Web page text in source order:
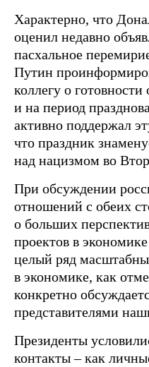
Характерно, что
оценил недавно
пасхальное
Путин
коллегу о
и на период
активно поддержал
что праздник
над нацизмом во
При обсуждении
отношений с обеих
о больших
проектов в
целый ряд
в экономике, как
конкретно
представителями
Президенты
контакты – как